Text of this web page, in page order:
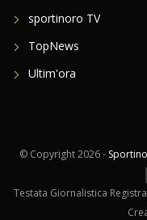
sportinoro TV
TopNews
Ultim'ora
© Copyright2026 -
Testata Giornalistica